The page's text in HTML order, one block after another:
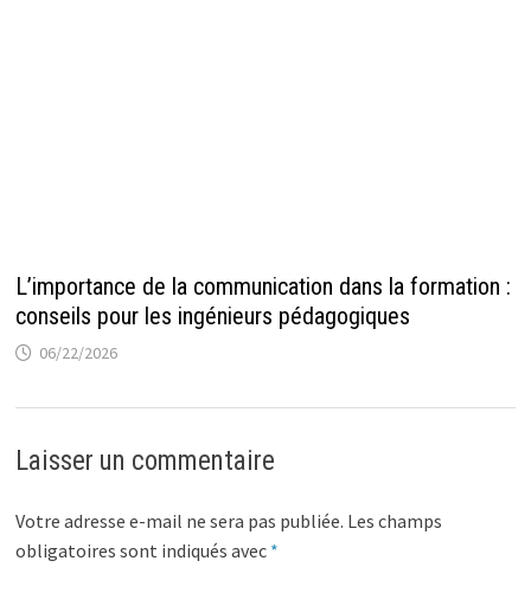
L’importance de la communication dans la formation :
conseils pour les ingénieurs pédagogiques
06/22/2026
Laisser un commentaire
Votre adresse e-mail ne sera pas publiée. Les champs
obligatoires sont indiqués avec *